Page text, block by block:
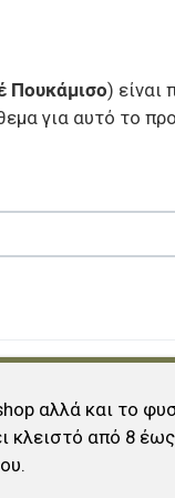
Πουκάμισο) είναι
για αυτό το
αλλά και το
κλειστό από 8